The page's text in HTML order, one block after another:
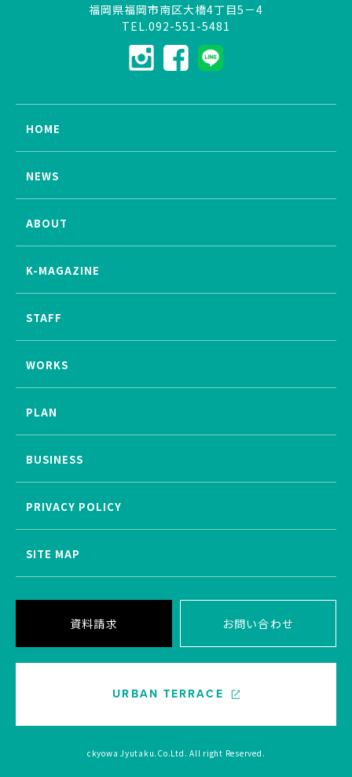
福岡県福岡市南区大橋4丁目5－4
TEL.092-551-5481
HOME
NEWS
ABOUT
K-MAGAZINE
STAFF
WORKS
PLAN
BUSINESS
PRIVACY POLICY
SITE MAP
資料請求 お問い合わせ
URBAN TERRACE
ckyowa Jyutaku.Co.Ltd. All right Reserved.